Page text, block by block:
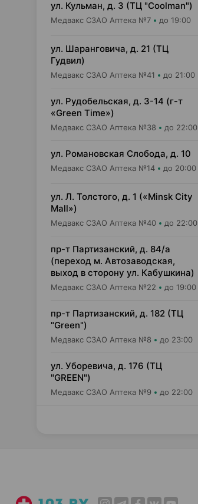
ул. Кульман, д. 3 (ТЦ "Coolman")
Медвакс СЗАО Аптека №7 до 19:00
ул. Шаранговича, д. 21 (ТЦ
Гудвил)
Медвакс СЗАО Аптека №41 до 21:00
ул. Рудобельская, д. 3-14 (г-т
«Green Time»)
Медвакс СЗАО Аптека №38 до 22:00
ул. Романовская Слобода, д. 10
Медвакс СЗАО Аптека №14 до 20:00
ул. Л. Толстого, д. 1 («Minsk City
Mall»)
Медвакс СЗАО Аптека №40 до 22:00
пр-т Партизанский, д. 84/а
(переход м. Автозаводская,
выход в сторону ул. Кабушкина)
Медвакс СЗАО Аптека №22 до 19:00
пр-т Партизанский, д. 182 (ТЦ
"Green")
Медвакс СЗАО Аптека №8 до 23:00
ул. Уборевича, д. 176 (ТЦ
"GREEN")
Медвакс СЗАО Аптека №9 до 22:00